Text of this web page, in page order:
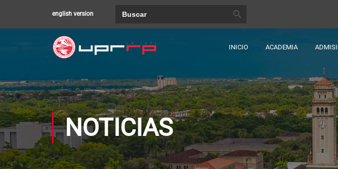
english version
INICIO ACADEMIA
NOTICIAS